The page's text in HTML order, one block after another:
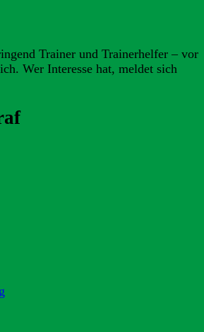
Trainer und Trainerhelfer – vor
Wer Interesse hat, meldet sich